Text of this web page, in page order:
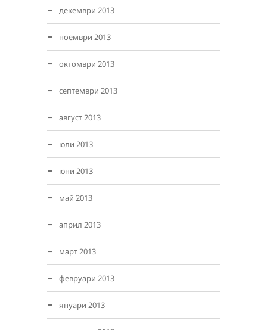
декември 2013
ноември 2013
октомври 2013
септември 2013
август 2013
юли 2013
юни 2013
май 2013
април 2013
март 2013
февруари 2013
януари 2013